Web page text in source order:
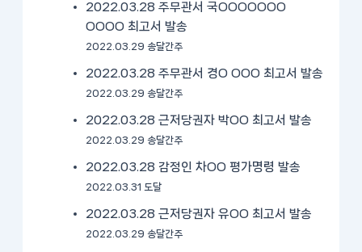
2022.03.28 주무관서 국OOOOOOO
OOOO 최고서 발송
2022.03.29 송달간주
2022.03.28 주무관서 경O OOO 최고서 발송
2022.03.29 송달간주
2022.03.28 근저당권자 박OO 최고서 발송
2022.03.29 송달간주
2022.03.28 감정인 차OO 평가명령 발송
2022.03.31 도달
2022.03.28 근저당권자 유OO 최고서 발송
2022.03.29 송달간주